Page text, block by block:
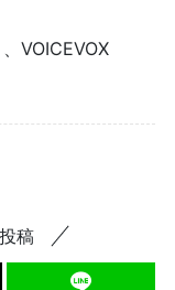
VOICEVOX
稿